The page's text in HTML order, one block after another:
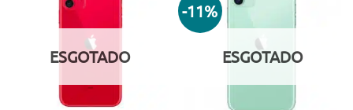
Adicionar
aos meus
ESGOTADO
-11%
Adicionar
aos meus
ESGOTADO